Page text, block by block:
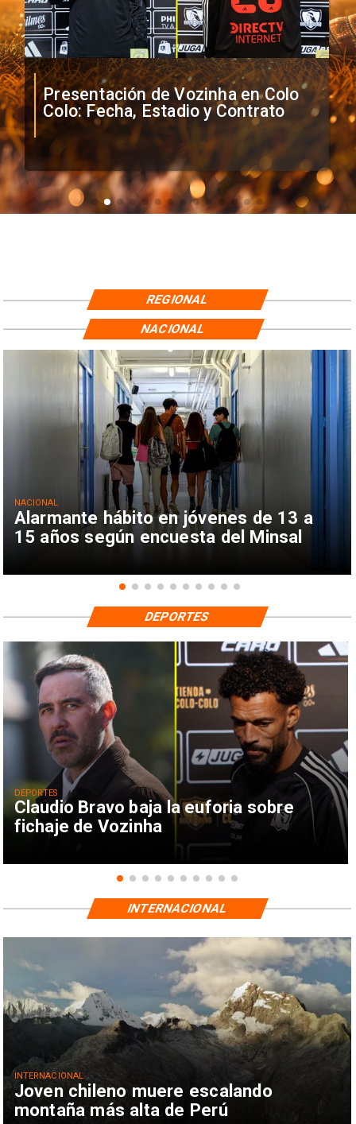
Presentación de Vozinha en Colo
Colo: Fecha, Estadio y Contrato
REGIONAL
Alarmante hábito en jóvenes de 13 a
15 años según encuesta del Minsal
NACIONAL
NACIONAL
Claudio Bravo baja la euforia sobre
fichaje de Vozinha
DEPORTES
DEPORTES
Joven chileno muere escalando
montaña más alta de Perú
INTERNACIONAL
INTERNACIONAL